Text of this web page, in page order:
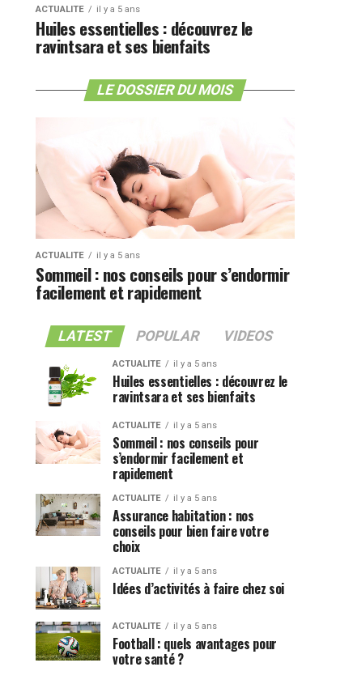
ACTUALITE il y a 5 ans
Huiles essentielles : découvrez le
ravintsara et ses bienfaits
LE DOSSIER DU MOIS
ACTUALITE il y a 5 ans
Sommeil : nos conseils pour s’endormir
facilement et rapidement
LATEST POPULAR VIDEOS
ACTUALITE il y a 5 ans
Huiles essentielles : découvrez le
ravintsara et ses bienfaits
ACTUALITE il y a 5 ans
Sommeil : nos conseils pour
s’endormir facilement et
rapidement
ACTUALITE il y a 5 ans
Assurance habitation : nos
conseils pour bien faire votre
choix
ACTUALITE il y a 5 ans
Idées d’activités à faire chez soi
ACTUALITE il y a 5 ans
Football : quels avantages pour
votre santé ?